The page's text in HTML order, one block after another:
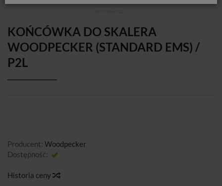
KOŃCÓWKA DO SKALERA
WOODPECKER (STANDARD EMS) /
P2L
Producent: Woodpecker
Dostępność:
Historia ceny